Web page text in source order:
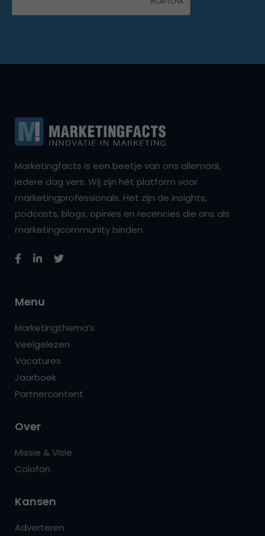
Marketingfacts is een beetje van ons allemaal,
iedere dag vers. Wij zijn hét platform voor
marketingprofessionals. Het zijn de insights,
podcasts, blogs, opinies en recencies die ons als
marketingcommunity binden.
Menu
Marketingthema’s
Veelgelezen
Vacatures
Jaarboek
Partnercontent
Over
Missie & Visie
Colofon
Kansen
Adverteren